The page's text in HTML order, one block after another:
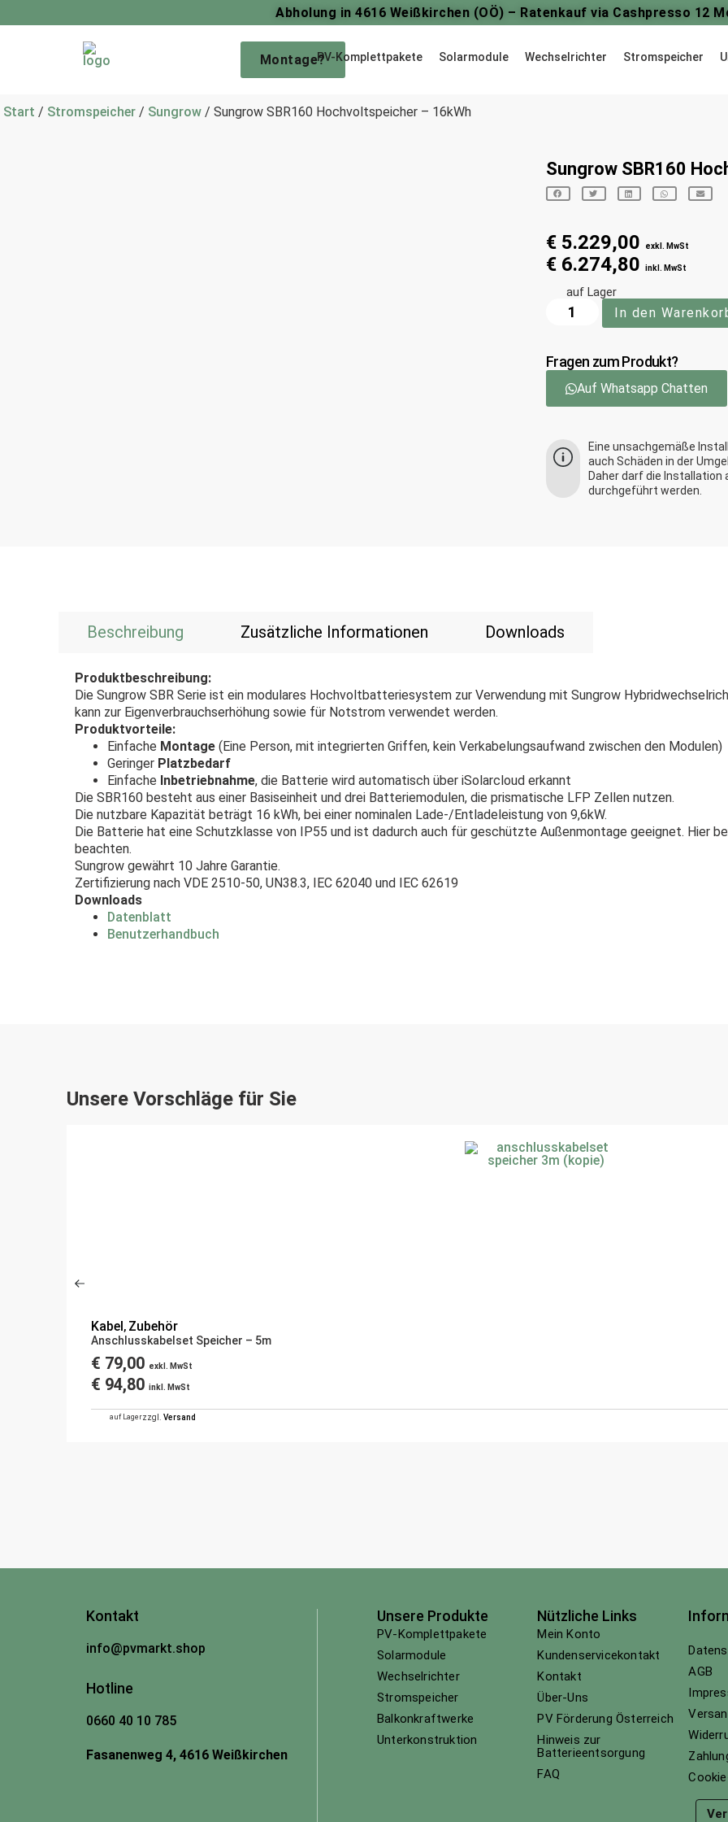
Abholung in 4616 Weißkirchen (OÖ) – Ratenkauf via Cashpresso 12
Montage?PV-Komplettpakete Solarmodule Wechselrichter Stromspeicher
Start / Stromspeicher / Sungrow / Sungrow SBR160 Hochvoltspeicher – 16kWh
Sungrow SBR160
€ 5.229,00 exkl. MwSt
€ 6.274,80 inkl. MwSt
auf Lager
In den
Fragen zum Produkt?
Auf Whatsapp Chatten
Eine unsachgemäße
auch Schäden in der
Daher darf die Installation
durchgeführt werden.
Beschreibung Zusätzliche Informationen Downloads
Produktbeschreibung:
Die Sungrow SBR Serie ist ein modulares Hochvoltbatteriesystem zur Verwendung mit Sungrow
kann zur Eigenverbrauchserhöhung sowie für Notstrom verwendet werden.
Produktvorteile:
Einfache Montage (Eine Person, mit integrierten Griffen, kein Verkabelungsaufwand zwischen den Modulen)
Geringer Platzbedarf
Einfache Inbetriebnahme, die Batterie wird automatisch über iSolarcloud erkannt
Die SBR160 besteht aus einer Basiseinheit und drei Batteriemodulen, die prismatische LFP Zellen nutzen.
Die nutzbare Kapazität beträgt 16 kWh, bei einer nominalen Lade-/Entladeleistung von 9,6kW.
Die Batterie hat eine Schutzklasse von IP55 und ist dadurch auch für geschützte Außenmontage geeignet. Hier
beachten.
Sungrow gewährt 10 Jahre Garantie.
Zertifizierung nach VDE 2510-50, UN38.3, IEC 62040 und IEC 62619
Downloads
Datenblatt
Benutzerhandbuch
Unsere Vorschläge für Sie
Kabel, Zubehör
Anschlusskabelset Speicher – 5m
€ 79,00 exkl. MwSt
€ 94,80 inkl. MwSt
auf Lagerzzgl. Versand
Kontakt
info@pvmarkt.shop
Hotline
0660 40 10 785
Fasanenweg 4, 4616 Weißkirchen
Unsere Produkte
PV-Komplettpakete
Solarmodule
Wechselrichter
Stromspeicher
Balkonkraftwerke
Unterkonstruktion
Nützliche Links
Mein Konto
Kundenservicekontakt
Kontakt
Über-Uns
PV Förderung Österreich
Hinweis zur
Batterieentsorgung
FAQ
AGB